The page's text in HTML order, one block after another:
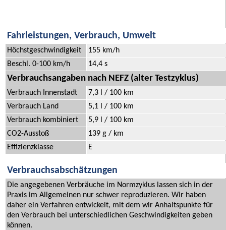
Fahrleistungen, Verbrauch, Umwelt
Höchstgeschwindigkeit
155 km/h
Beschl. 0-100 km/h
14,4 s
Verbrauchsangaben nach NEFZ (alter Testzyklus)
Verbrauch Innenstadt
7,3 l / 100 km
Verbrauch Land
5,1 l / 100 km
Verbrauch kombiniert
5,9 l / 100 km
CO2-Ausstoß
139 g / km
Effizienzklasse
E
Verbrauchsabschätzungen
Die angegebenen Verbräuche im Normzyklus lassen sich in der
Praxis im Allgemeinen nur schwer reproduzieren. Wir haben
daher ein Verfahren entwickelt, mit dem wir Anhaltspunkte für
den Verbrauch bei unterschiedlichen Geschwindigkeiten geben
können.